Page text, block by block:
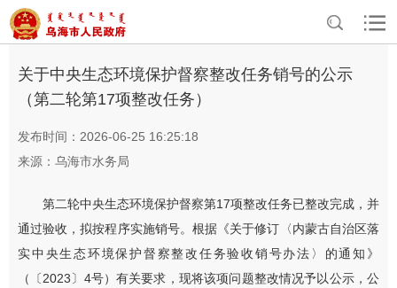
首页>政务公开 > 基本信息公开
关于中央生态环境保护督察整改任务销号的公示
（第二轮第17项整改任务）
发布时间：2026-06-25 16:25:18
来源：乌海市水务局
第二轮中央生态环境保护督察第17项整改任务已整改完成，并
通过验收，拟按程序实施销号。根据《关于修订〈内蒙古自治区落
实中央生态环境保护督察整改任务验收销号办法〉的通知》
（〔2023〕4号）有关要求，现将该项问题整改情况予以公示，公